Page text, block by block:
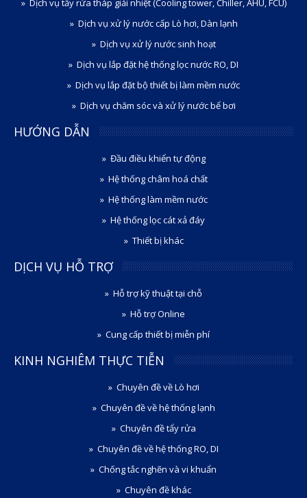
Dịch vụ tẩy rửa tháp giải nhiệt (Cooling tower, Chiller, AHU, FCU)
Dịch vụ xử lý nước cấp Lò hơi, Dàn lạnh
Dịch vụ xử lý nước sinh hoạt
Dịch vụ lắp đặt hệ thống lọc nước RO, DI
Dịch vụ lắp đặt bộ thiết bị làm mềm nước
Dịch vụ chăm sóc và xử lý nước bể bơi
HƯỚNG DẪN
Đầu điều khiển tự động
Hệ thống châm hoá chất
Hệ thống làm mềm nước
Hệ thống lọc cát xả đáy
Thiết bị khác
DỊCH VỤ HỖ TRỢ
Hỗ trợ kỹ thuật tại chỗ
Hỗ trợ Online
Cung cấp thiết bị miễn phí
KINH NGHIÊM THỰC TIỄN
Chuyên đề về Lò hơi
Chuyên đề về hệ thống lạnh
Chuyên đề tẩy rửa
Chuyên đề về hệ thống RO, DI
Chống tắc nghẽn và vi khuẩn
Chuyên đề khác